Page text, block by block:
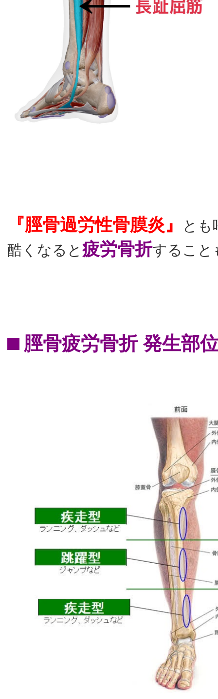
『脛骨過労性骨膜炎』
とも
酷くなると 疲労骨折すること
⬛︎ 脛骨疲労骨折 発生部